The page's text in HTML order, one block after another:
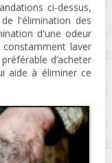
ci-dessus,
l'élimination des
d'une odeur
laver
d’acheter
aide à éliminer ce